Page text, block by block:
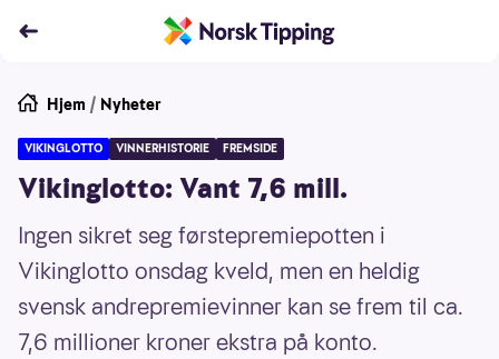
Hjem / Nyheter
VIKINGLOTTO VINNERHISTORIE FREMSIDE
Vikinglotto: Vant 7,6 mill.
Ingen sikret seg førstepremiepotten i
Vikinglotto onsdag kveld, men en heldig
svensk andrepremievinner kan se frem til ca.
7,6 millioner kroner ekstra på konto.